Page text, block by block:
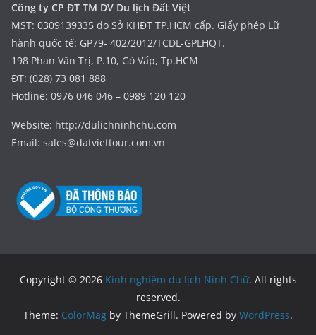
Công ty CP ĐT TM DV Du lịch Đất Việt
MST: 0309139335 do Sở KHĐT TP.HCM cấp. Giấy phép Lữ
hành quốc tế: GP79- 402/2012/TCDL-GPLHQT.
198 Phan Văn Trị, P.10, Gò Vấp, Tp.HCM
ĐT: (028) 73 081 888
Hotline: 0976 046 046 – 0989 120 120
Website: http://dulichninhchu.com
Email: sales@datviettour.com.vn
Copyright © 2026 Kinh nghiệm du lịch Ninh Chữ. All rights
reserved.
Theme: ColorMag by ThemeGrill. Powered by WordPress.